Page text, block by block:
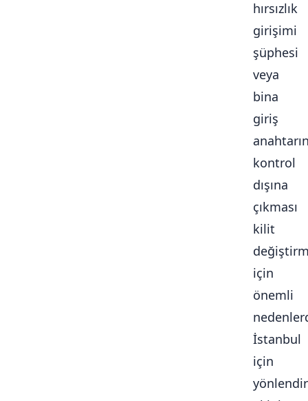
hırsızlık
girişimi
şüphesi
veya
bina
giriş
kontrol
dışına
çıkması
kilit
için
önemli
İstanbul
için